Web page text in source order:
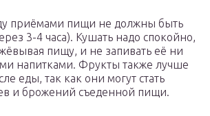
приёмами пищи не должны быть
3-4 часа). Кушать надо спокойно,
пищу, и не запивать её ни
напитками. Фрукты также лучше
еды, так как они могут стать
и брожений съеденной пищи.